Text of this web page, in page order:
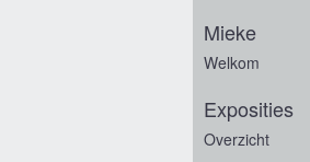
Mieke
Welkom
Exposities
Overzicht